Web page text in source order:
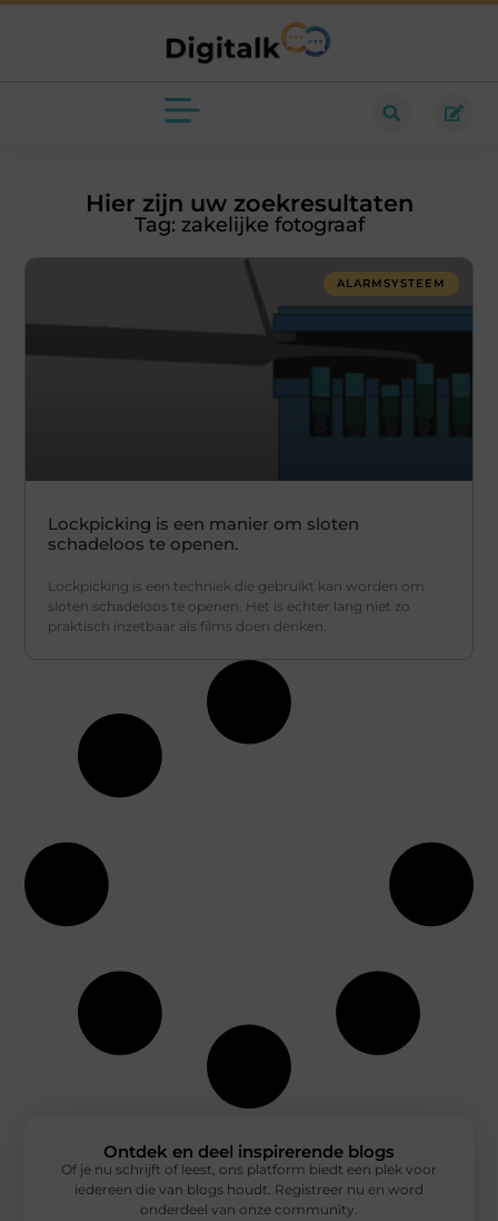
Hier zijn uw zoekresultaten
Tag: zakelijke fotograaf
ALARMSYSTEEM
Lockpicking is een manier om sloten
schadeloos te openen.
Lockpicking is een techniek die gebruikt kan worden om
sloten schadeloos te openen. Het is echter lang niet zo
praktisch inzetbaar als films doen denken.
Ontdek en deel inspirerende blogs
Of je nu schrijft of leest, ons platform biedt een plek voor
iedereen die van blogs houdt. Registreer nu en word
onderdeel van onze community.